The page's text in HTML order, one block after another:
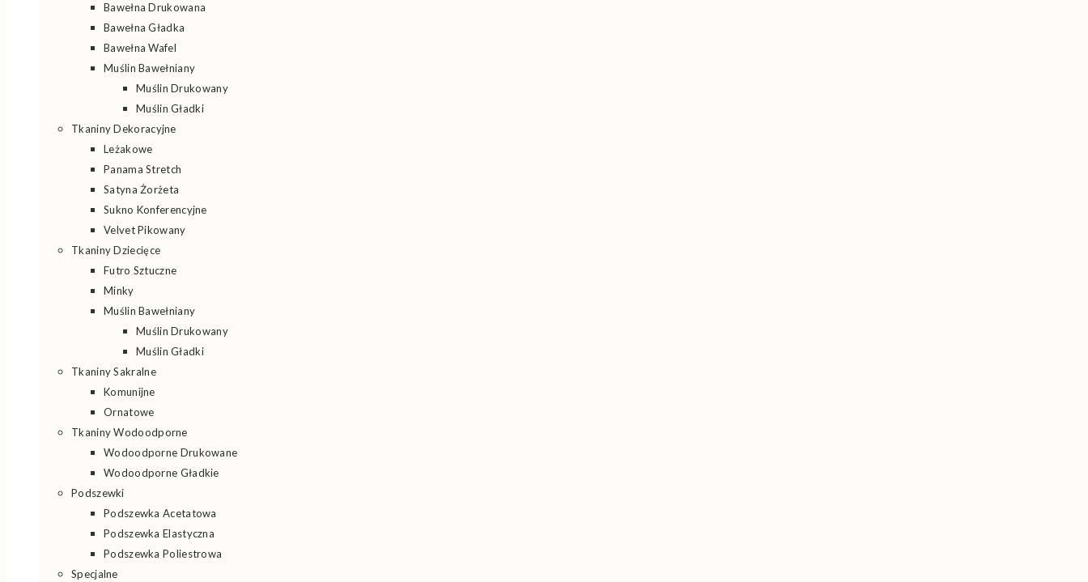
Bawełna Drukowana
Bawełna Gładka
Bawełna Wafel
Muślin Bawełniany
Muślin Drukowany
Muślin Gładki
Tkaniny Dekoracyjne
Leżakowe
Panama Stretch
Satyna Żorżeta
Sukno Konferencyjne
Velvet Pikowany
Tkaniny Dziecięce
Futro Sztuczne
Minky
Muślin Bawełniany
Muślin Drukowany
Muślin Gładki
Tkaniny Sakralne
Komunijne
Ornatowe
Tkaniny Wodoodporne
Wodoodporne Drukowane
Wodoodporne Gładkie
Podszewki
Podszewka Acetatowa
Podszewka Elastyczna
Podszewka Poliestrowa
Specjalne